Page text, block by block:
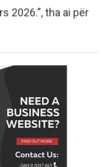
2026.”, tha ai për